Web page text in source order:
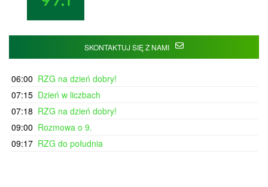
SKONTAKTUJ SIĘ Z NAMI
06:00 RZG na dzień dobry!
07:15 Dzień w liczbach
07:18 RZG na dzień dobry!
09:00 Rozmowa o 9.
09:17 RZG do południa